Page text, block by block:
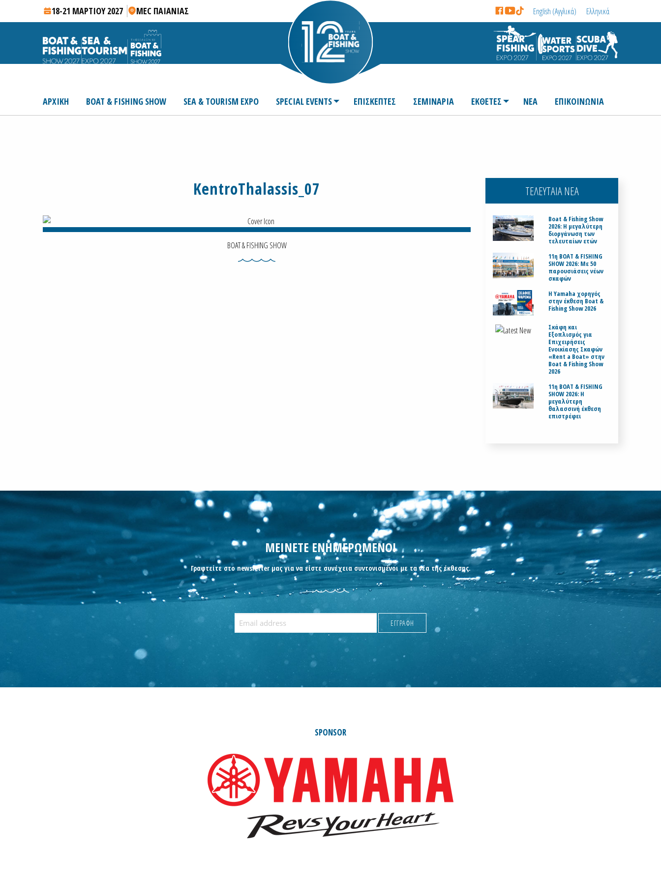
18-21 ΜΑΡΤΙΟΥ 2027 MEC ΠΑΙΑΝΙΑΣ English (Αγγλικά) Ελληνικά
ΑΡΧΙΚΗ BOAT & FISHING SHOW SEA & TOURISM EXPO SPECIAL EVENTS ΕΠΙΣΚΕΠΤΕΣ ΣΕΜΙΝΑΡΙΑ ΕΚΘΕΤΕΣ ΝΕΑ ΕΠΙΚΟΙΝΩΝΙΑ
KentroThalassis_07
BOAT & FISHING SHOW
ΤΕΛΕΥΤΑΙΑ ΝΕΑ
Boat & Fishing Show
2026: Η μεγαλύτερη
διοργάνωση των
τελευταίων ετών
11η BOAT & FISHING
SHOW 2026: Με 50
παρουσιάσεις νέων
σκαφών
H Yamaha χορηγός
στην έκθεση Boat &
Fishing Show 2026
Σκάφη και
Εξοπλισμός για
Επιχειρήσεις
Ενοικίασης Σκαφών
«Rent a Boat» στην
Boat & Fishing Show
2026
11η BOAT & FISHING
SHOW 2026: Η
μεγαλύτερη
θαλασσινή έκθεση
επιστρέφει
ΜΕΙΝΕΤΕ ΕΝΗΜΕΡΩΜΕΝΟΙ
Γραφτείτε στο newsletter μας για να είστε συνέχεια συντονισμένοι με τα νέα της έκθεσης.
SPONSOR